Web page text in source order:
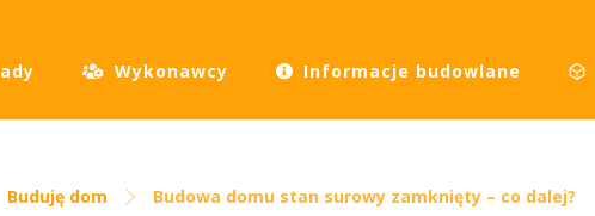
Wykonawcy Informacje budowlane
Buduję dom Budowa domu stan surowy zamknięty – co dalej?